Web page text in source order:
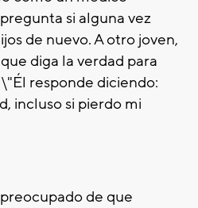
si alguna vez
de nuevo. A otro joven,
diga la verdad para
responde diciendo:
incluso si pierdo mi
de que